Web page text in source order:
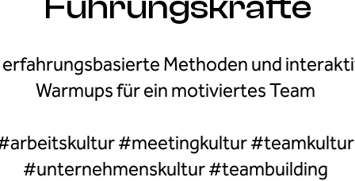
Methoden und
Warmups für ein motiviertes Team
#meetingkultur #teamkultur
#unternehmenskultur #teambuilding